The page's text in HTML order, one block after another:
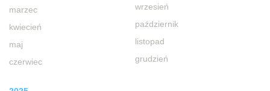
marzec
kwiecień
maj
czerwiec
wrzesień
październik
listopad
grudzień